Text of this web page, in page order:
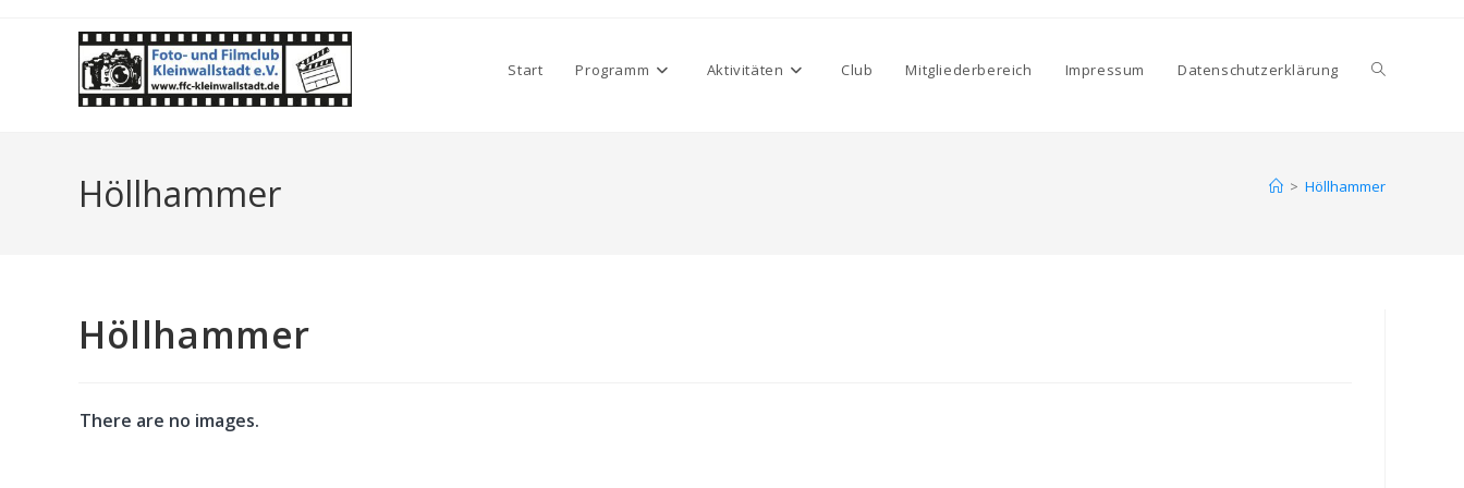
Start Programm Aktivitäten Club Mitgliederbereich Impressum Datenschutzerklärung Website-
Höllhammer > Höllhammer
Höllhammer
There are no images.